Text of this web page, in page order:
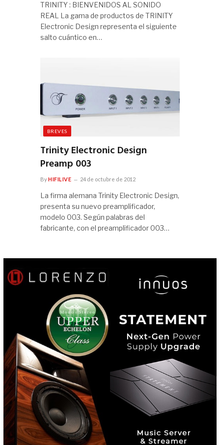
TRINITY : BIENVENIDOS AL SONIDO
REAL La gama de productos de TRINITY
Electronic Design representa el siguiente
salto cuántico en…
BREVES
Trinity Electronic Design
Preamp 003
ByHIFILIVE 24 de octubre de 2012
La firma alemana Trinity Electronic Design,
presenta su nuevo preamplificador,
modelo 003. Según palabras del
fabricante, con el preamplificador 003…